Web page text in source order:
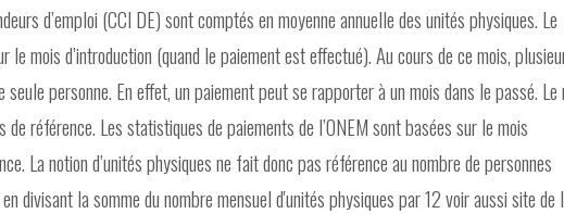
d’emploi (CCI DE) sont comptés en moyenne annuelle des unités physiques. Le
le mois d’introduction (quand le paiement est effectué). Au cours de ce mois,
personne. En effet, un paiement peut se rapporter à un mois dans le passé. Le
référence. Les statistiques de paiements de l’ONEM sont basées sur le mois
La notion d’unités physiques ne fait donc pas référence au nombre de personnes
divisant la somme du nombre mensuel d'unités physiques par 12 voir aussi site de